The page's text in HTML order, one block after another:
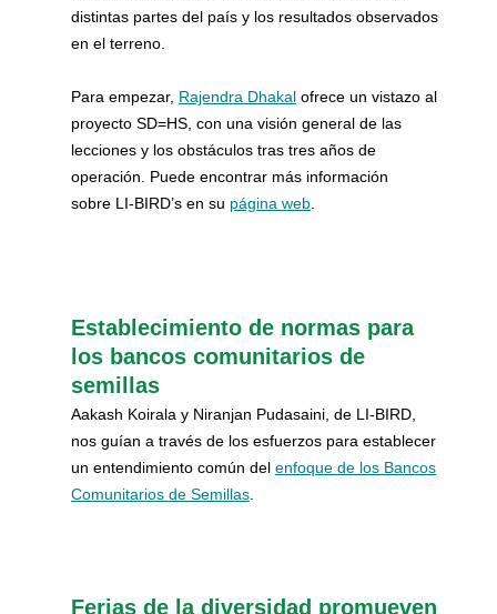
distintas partes del país y los resultados observados
en el terreno.
Para empezar, Rajendra Dhakal ofrece un vistazo al
proyecto SD=HS, con una visión general de las
lecciones y los obstáculos tras tres años de
operación. Puede encontrar más información
sobre LI-BIRD’s en su página web
Establecimiento de normas para
los bancos comunitarios de
semillas
Aakash Koirala y Niranjan Pudasaini, de LI-BIRD,
nos guían a través de los esfuerzos para establecer
un entendimiento común del enfoque de los Bancos
Comunitarios de Semillas
Ferias de la diversidad promueven